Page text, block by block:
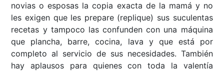
novias o esposas la copia exacta de la mamá y no
les exigen que les prepare (replique) sus suculentas
recetas y tampoco las confunden con una máquina
que plancha, barre, cocina, lava y que está por
completo al servicio de sus necesidades. También
hay aplausos para quienes con toda la valentía